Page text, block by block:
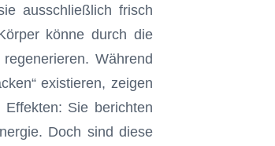
ausschließlich frisch
könne durch die
Während
existieren, zeigen
Sie berichten
Doch sind diese